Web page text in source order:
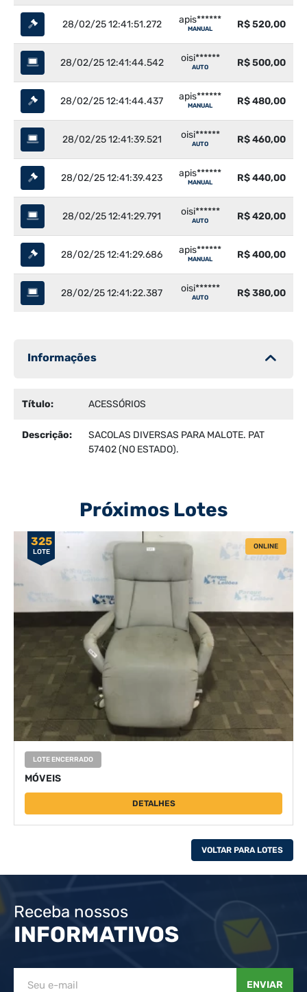
28/02/25 12:41:51.272 apis******
MANUAL R$ 520,00
28/02/25 12:41:44.542 oisi******
AUTO R$ 500,00
28/02/25 12:41:44.437 apis******
MANUAL R$ 480,00
28/02/25 12:41:39.521 oisi******
AUTO R$ 460,00
28/02/25 12:41:39.423 apis******
MANUAL R$ 440,00
28/02/25 12:41:29.791 oisi******
AUTO R$ 420,00
28/02/25 12:41:29.686 apis******
MANUAL R$ 400,00
28/02/25 12:41:22.387 oisi******
AUTO R$ 380,00
Informações
Título: ACESSÓRIOS
Descrição:
SACOLAS DIVERSAS PARA MALOTE. PAT
57402 (NO ESTADO).
Próximos Lotes
325
LOTE
ONLINE
LOTE ENCERRADO
MÓVEIS
DETALHES
VOLTAR PARA LOTES
Receba nossos
INFORMATIVOS
ENVIAR